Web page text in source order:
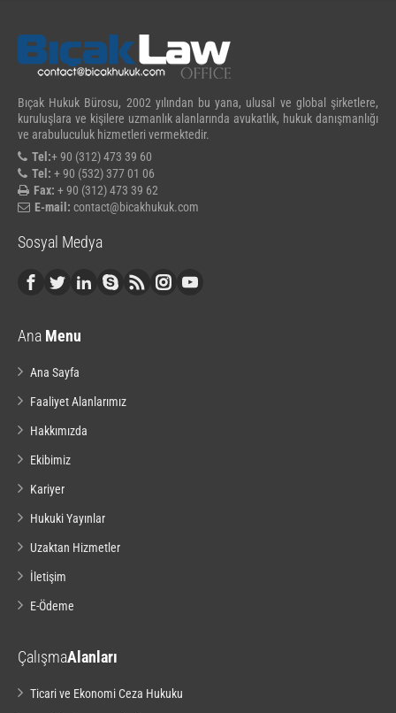
Bıçak Hukuk Bürosu, 2002 yılından bu yana, ulusal ve global şirketlere,
kuruluşlara ve kişilere uzmanlık alanlarında avukatlık, hukuk danışmanlığı
ve arabuluculuk hizmetleri vermektedir.
Tel:+ 90 (312) 473 39 60
Tel: + 90 (532) 377 01 06
Fax: + 90 (312) 473 39 62
E-mail: contact@bicakhukuk.com
Sosyal Medya
Ana Menu
Ana Sayfa
Faaliyet Alanlarımız
Hakkımızda
Ekibimiz
Kariyer
Hukuki Yayınlar
Uzaktan Hizmetler
İletişim
E-Ödeme
ÇalışmaAlanları
Ticari ve Ekonomi Ceza Hukuku